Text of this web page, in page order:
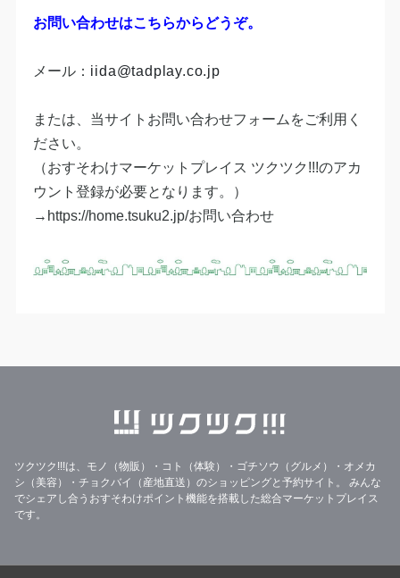
お問い合わせはこちらからどうぞ。
メール：​ iida@tadplay.co.jp
または、当サイトお問い合わせフォームをご利用く
ださい。
​（おすそわけマーケットプレイス ツクツク!!!のアカ
ウント登録が必要となります。）
​→https://home.tsuku2.jp/お問い合わせ​
ツクツク!!!は、モノ（物販）・コト（体験）・ゴチソウ（グルメ）・オメカ
シ（美容）・チョクバイ（産地直送）のショッピングと予約サイト。
みんな
でシェアし合うおすそわけポイント機能を搭載した総合マーケットプレイス
です。